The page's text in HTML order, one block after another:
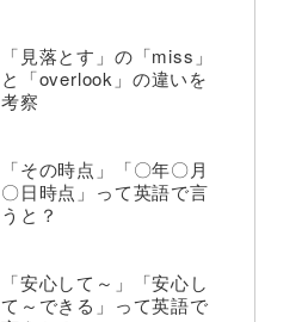
「見落とす」の「miss」
と「overlook」の違いを
考察
「その時点」「〇年〇月
〇日時点」って英語で言
うと？
「安心して～」「安心し
て～できる」って英語で